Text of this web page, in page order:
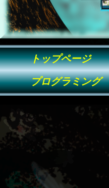
トップページ
プログラミング